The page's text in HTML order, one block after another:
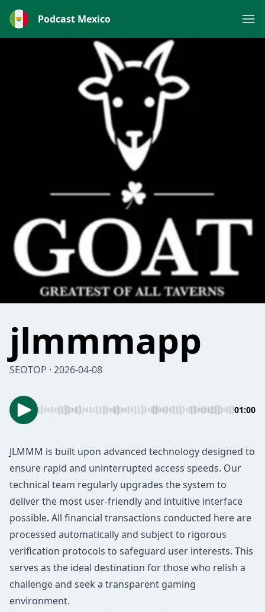
Podcast Mexico
jlmmmapp
SEOTOP · 2026-04-08
01:00
JLMMM is built upon advanced technology designed to
ensure rapid and uninterrupted access speeds. Our
technical team regularly upgrades the system to
deliver the most user-friendly and intuitive interface
possible. All financial transactions conducted here are
processed automatically and subject to rigorous
verification protocols to safeguard user interests. This
serves as the ideal destination for those who relish a
challenge and seek a transparent gaming
environment.